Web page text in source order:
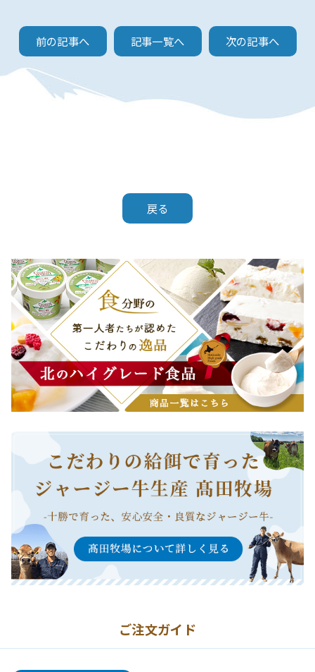
前の記事へ 記事一覧へ 次の記事へ
戻る
ご注文ガイド